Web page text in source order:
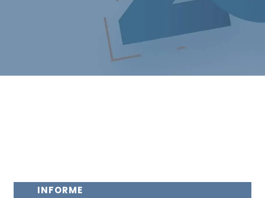
INFORME